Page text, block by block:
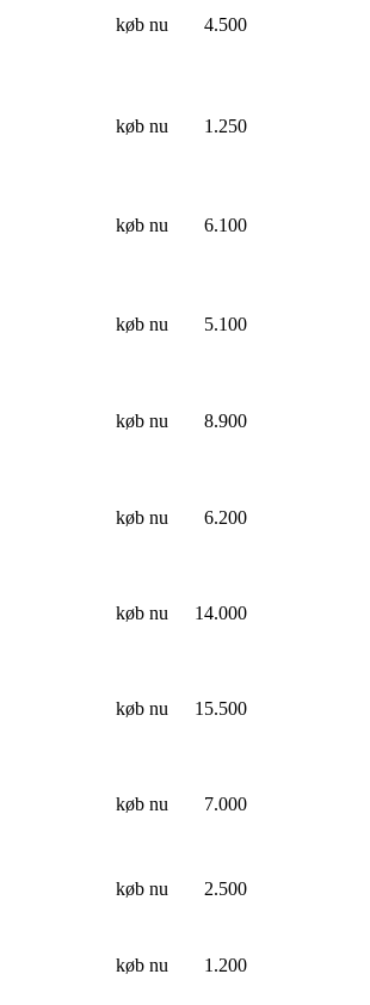
køb nu 4.500
køb nu 1.250
køb nu 6.100
køb nu 5.100
køb nu 8.900
køb nu 6.200
køb nu 14.000
køb nu 15.500
køb nu 7.000
køb nu 2.500
køb nu 1.200